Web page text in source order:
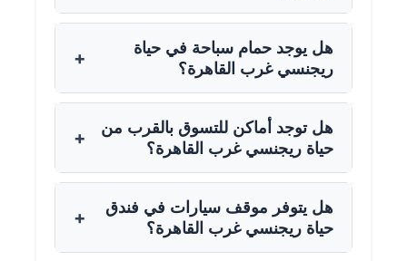
هل يوجد حمام سباحة في حياة
ريجنسي غرب القاهرة؟
+
هل توجد أماكن للتسوق بالقرب من
حياة ريجنسي غرب القاهرة؟
+
هل يتوفر موقف سيارات في فندق
حياة ريجنسي غرب القاهرة؟
+